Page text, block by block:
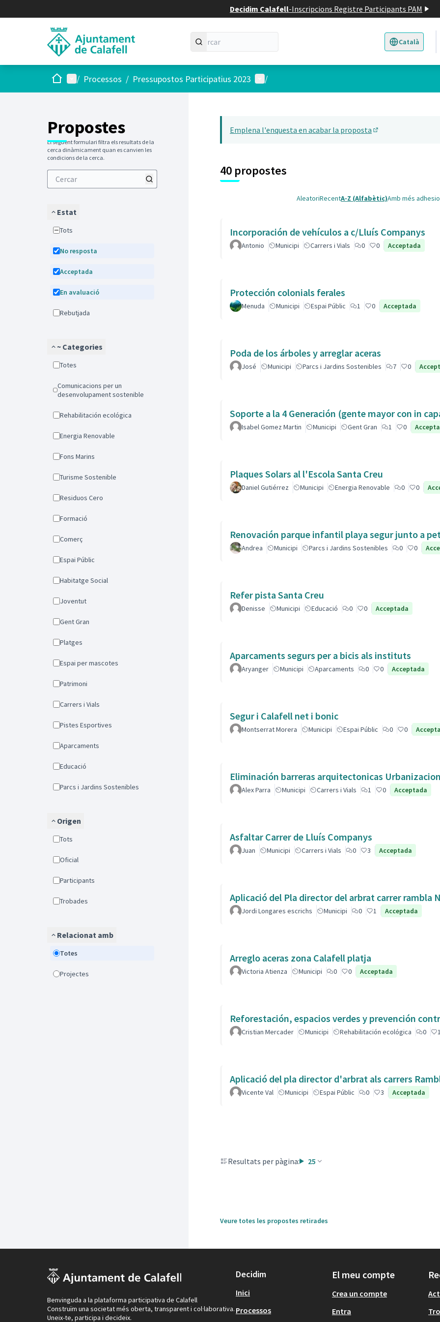
Decidim Calafell-Inscripcions Registre Participants PAM
Català
Triar la llengua
Inici Menú principal
/ Processos / Pressupostos Participatius 2023 Menú d'usuari
/
Propostes
El següent formulari filtra els resultats de la
cerca dinàmicament quan es canvien les
condicions de la cerca.
Estat
Tots
No resposta
Acceptada
En avaluació
Rebutjada
~ Categories
Totes
Comunicacions per un
desenvolupament sostenible
Rehabilitación ecológica
Energia Renovable
Fons Marins
Turisme Sostenible
Residuos Cero
Formació
Comerç
Espai Públic
Habitatge Social
Joventut
Gent Gran
Platges
Espai per mascotes
Patrimoni
Carrers i Vials
Pistes Esportives
Aparcaments
Educació
Parcs i Jardins Sostenibles
Origen
Tots
Oficial
Participants
Trobades
Relacionat amb
Totes
Projectes
5
Emplena l'enquesta en acabar la proposta
40 propostes
AleatoriRecentA-Z (Alfabètic)Amb més
Incorporación de vehículos a c/Lluís Companys
Antonio Municipi Carrers i Vials 0 0 Acceptada
Protección colonials ferales
Menuda Municipi Espai Públic 1 0 Acceptada
Poda de los árboles y arreglar aceras
José Municipi Parcs i Jardins Sostenibles 7 0
Soporte a la 4 Generación (gente mayor con in
Isabel Gomez Martin Municipi Gent Gran 1 0
Plaques Solars al l'Escola Santa Creu
Daniel Gutiérrez Municipi Energia Renovable 0 0
Renovación parque infantil playa segur junto a
Andrea Municipi Parcs i Jardins Sostenibles 0 0
Refer pista Santa Creu
Denisse Municipi Educació 0 0 Acceptada
Aparcaments segurs per a bicis als instituts
Aryanger Municipi Aparcaments 0 0 Acceptada
Segur i Calafell net i bonic
Montserrat Morera Municipi Espai Públic 0 0
Eliminación barreras arquitectonicas
Alex Parra Municipi Carrers i Vials 1 0 Acceptada
Asfaltar Carrer de Lluís Companys
Juan Municipi Carrers i Vials 0 3 Acceptada
Aplicació del Pla director del arbrat carrer rambla
Jordi Longares escrichs Municipi 0 1 Acceptada
Arreglo aceras zona Calafell platja
Victoria Atienza Municipi 0 0 Acceptada
Reforestación, espacios verdes y prevención
Cristian Mercader Municipi Rehabilitación ecológica 0 1
Aplicació del pla director d'arbrat als carrers
Vicente Val Municipi Espai Públic 0 3 Acceptada
Resultats per pàgina: 25
Veure totes les propostes retirades
Benvinguda a la plataforma participativa de Calafell
Construïm una societat més oberta, transparent i col·laborativa.
Uneix-te, participa i decideix.
Decidim
Inici
Processos
El meu compte
Crea un compte
Entra